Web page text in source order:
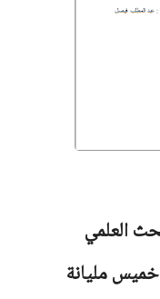
العلمي
خميس مليانة